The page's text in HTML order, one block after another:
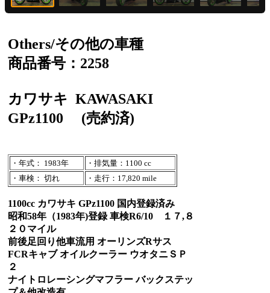
Others/その他の車種
商品番号：2258
カワサキ KAWASAKI
GPz1100
(売約済)
・年式： 1983年
・排気量：1100 cc
・車検： 切れ
・走行：17,820 mile
1100cc カワサキ GPz1100 国内登録済み
昭和58年（1983年)登録 車検R6/10 １７,８
２０マイル
前後足回り他車流用 オーリンズRサス
FCRキャブ オイルクーラー ウオタニＳＰ
２
ナイトロレーシングマフラー バックステッ